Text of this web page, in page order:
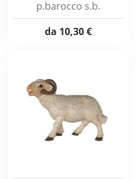
p.barocco s.b.
da 10,30 €